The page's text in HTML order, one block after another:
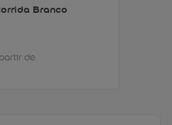
Branco
de